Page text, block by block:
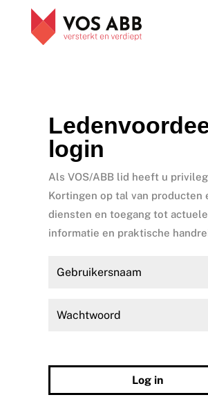
login
Als VOS/ABB lid heeft u
Kortingen op tal van producten
diensten en toegang tot actuele
informatie en praktische
Log in